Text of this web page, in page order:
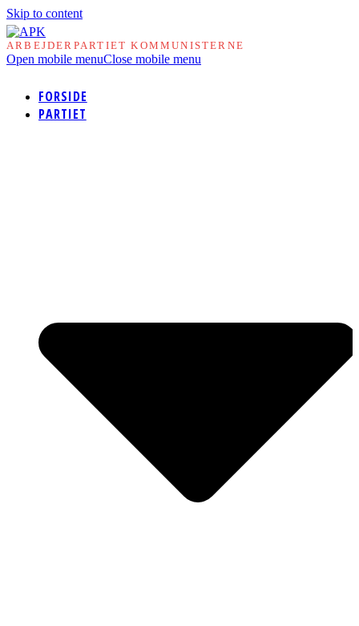
Skip to content
ARBEJDERPARTIET KOMMUNISTERNE
Open mobile menuClose mobile menu
FORSIDE
PARTIET